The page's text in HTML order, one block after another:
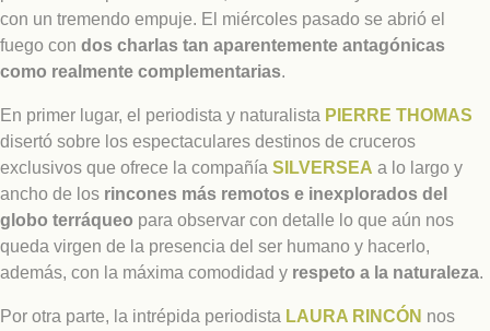
con un tremendo empuje. El miércoles pasado se abrió el
fuego con dos charlas tan aparentemente antagónicas
como realmente complementarias.
En primer lugar, el periodista y naturalista PIERRE THOMAS
disertó sobre los espectaculares destinos de cruceros
exclusivos que ofrece la compañía SILVERSEA a lo largo y
ancho de los rincones más remotos e inexplorados del
globo terráqueo para observar con detalle lo que aún nos
queda virgen de la presencia del ser humano y hacerlo,
además, con la máxima comodidad y respeto a la naturaleza.
Por otra parte, la intrépida periodista LAURA RINCÓN nos